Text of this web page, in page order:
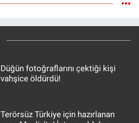
Düğün fotoğraflarını çektiği kişi
vahşice öldürdü!
Terörsüz Türkiye için hazırlanan